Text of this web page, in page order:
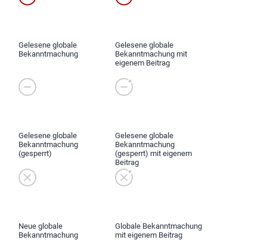
Gelesene globale
Bekanntmachung
Gelesene globale
Bekanntmachung mit
eigenem Beitrag
Gelesene globale
Bekanntmachung
(gesperrt)
Gelesene globale
Bekanntmachung
(gesperrt) mit eigenem
Beitrag
Neue globale
Bekanntmachung
Globale Bekanntmachung
mit eigenem Beitrag